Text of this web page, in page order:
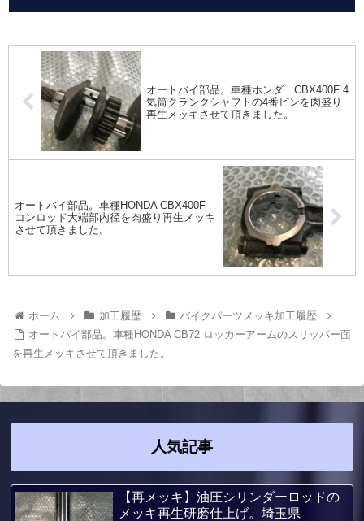
オートバイ部品。車種ホンダ CBX400F 4
気筒クランクシャフトの4番ピンを肉盛り
再生メッキさせて頂きました。
オートバイ部品。車種HONDA CBX400F
コンロッド大端部内径を肉盛り再生メッキ
させて頂きました。
ホーム 加工履歴
バイクパーツメッキ加工履歴
オートバイ部品。車種HONDA CB72 ロッカーアームのスリッパー面
を再生メッキさせて頂きました。
人気記事
【再メッキ】油圧シリンダーロッドの
メッキ再生研磨仕上げ。埼玉県